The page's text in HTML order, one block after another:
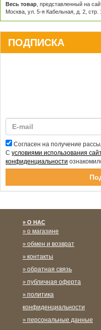
Весь товар , представленный на
Москва, ул. 5-я Кабельная, д. 2,
ПОДПИСКА
Согласен на получение
С условиями использования
конфиденциальности
О НАС
о магазине
обмен и возврат
контакты
обратная связь
публичная оферта
политика
конфиденциальности
персональные данные